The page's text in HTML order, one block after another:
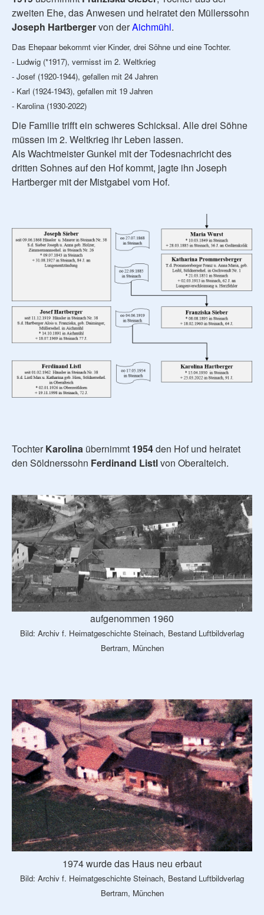
zweiten Ehe, das Anwesen und heiratet den Müllerssohn
Joseph Hartbergervon derAichmühl.
Das Ehepaar bekommt vier Kinder, drei Söhne und eine Tochter.
- Ludwig (*1917), vermisst im 2. Weltkrieg
- Josef (1920-1944), gefallen mit 24 Jahren
- Karl (1924-1943), gefallen mit 19 Jahren
- Karolina (1930-2022)
Die Familie trifft ein schweres Schicksal. Alle drei Söhne
müssen im 2. Weltkrieg ihr Leben lassen.
Als Wachtmeister Gunkel mit der Todesnachricht des
dritten Sohnes auf den Hof kommt, jagte ihn Joseph
Hartberger mit der Mistgabel vom Hof.
TochterKarolina übernimmt 1954den Hof und heiratet
den Söldnerssohn Ferdinand Listlvon Oberalteich.
aufgenommen 1960
Bild: Archiv f. Heimatgeschichte Steinach, Bestand Luftbildverlag
Bertram, München
1974 wurde das Haus neu erbaut
Bild: Archiv f. Heimatgeschichte Steinach, Bestand Luftbildverlag
Bertram, München